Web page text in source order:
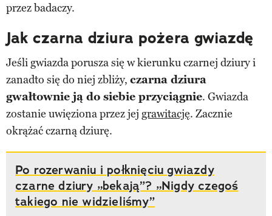
przez badaczy.
Jak czarna dziura pożera gwiazdę
Jeśli gwiazda porusza się w kierunku czarnej dziury i
zanadto się do niej zbliży, czarna dziura
gwałtownie ją do siebie przyciągnie. Gwiazda
zostanie uwięziona przez jej grawitację. Zacznie
okrążać czarną dziurę.
Po rozerwaniu i połknięciu gwiazdy
czarne dziury „bekają”? „Nigdy czegoś
takiego nie widzieliśmy”